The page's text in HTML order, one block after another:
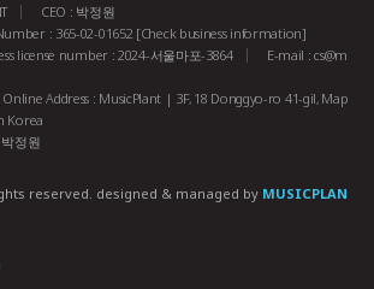
CEO : 박정원
: 365-02-01652 [Check business information]
license number : 2024-서울마포-3864
E-mail :cs@m
Online Address : MusicPlant | 3F, 18 Donggyo-ro 41-gil, Map
Korea
정원
reserved. designed & managed by MUSICPLAN